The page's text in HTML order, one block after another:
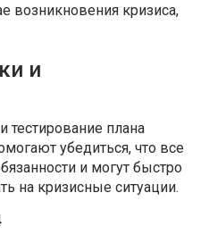
возникновения кризиса,
и
тестирование плана
убедиться, что все
и могут быстро
на кризисные ситуации.